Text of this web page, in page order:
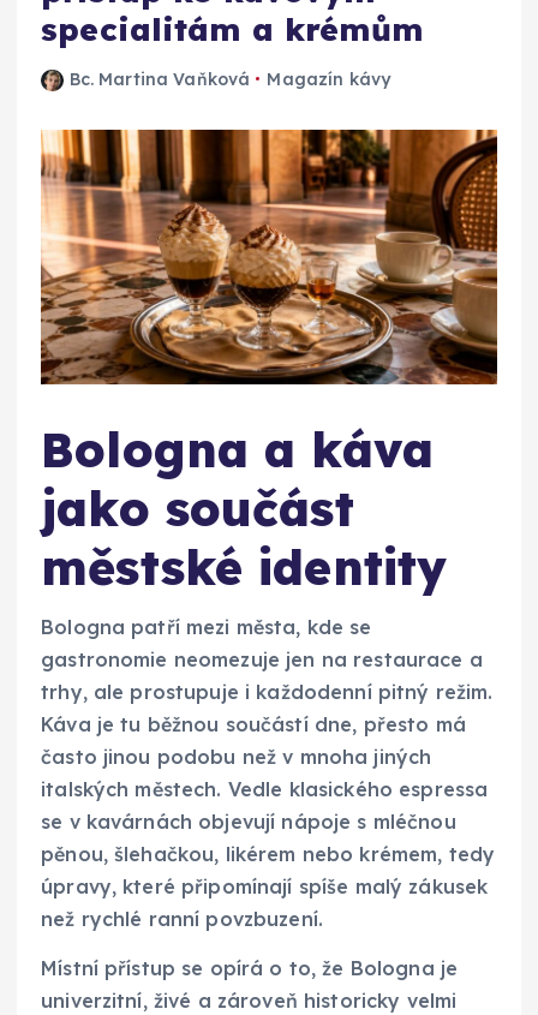
specialitám a krémům
Bc. Martina Vaňková Magazín kávy
Bologna a káva
jako součást
městské identity
Bologna patří mezi města, kde se
gastronomie neomezuje jen na restaurace a
trhy, ale prostupuje i každodenní pitný režim.
Káva je tu běžnou součástí dne, přesto má
často jinou podobu než v mnoha jiných
italských městech. Vedle klasického espressa
se v kavárnách objevují nápoje s mléčnou
pěnou, šlehačkou, likérem nebo krémem, tedy
úpravy, které připomínají spíše malý zákusek
než rychlé ranní povzbuzení.
Místní přístup se opírá o to, že Bologna je
univerzitní, živé a zároveň historicky velmi